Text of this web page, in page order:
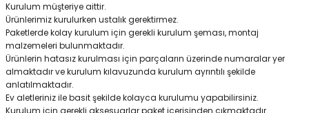
Kurulum müşteriye aittir.
Ürünlerimiz kurulurken ustalık gerektirmez.
Paketlerde kolay kurulum için gerekli kurulum şeması, montaj
malzemeleri bulunmaktadır.
Ürünlerin hatasız kurulması için parçaların üzerinde numaralar yer
almaktadır ve kurulum kılavuzunda kurulum ayrıntılı şekilde
anlatılmaktadır.
Ev aletleriniz ile basit şekilde kolayca kurulumu yapabilirsiniz.